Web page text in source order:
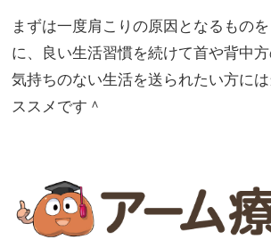
まずは一度肩こりの原因となるもの
に、良い生活習慣を続けて首や背中
気持ちのない生活を送られたい方に
ススメです＾